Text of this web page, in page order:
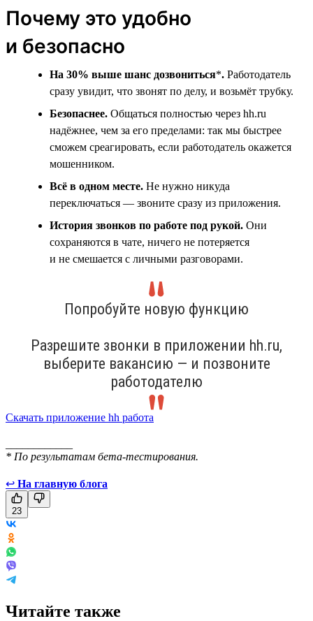
Почему это удобно
и безопасно
На 30% выше шанс дозвониться*. Работодатель
сразу увидит, что звонят по делу, и возьмёт трубку.
Безопаснее. Общаться полностью через hh.ru
надёжнее, чем за его пределами: так мы быстрее
сможем среагировать, если работодатель окажется
мошенником.
Всё в одном месте. Не нужно никуда
переключаться — звоните сразу из приложения.
История звонков по работе под рукой. Они
сохраняются в чате, ничего не потеряется
и не смешается с личными разговорами.
Попробуйте новую функцию
Разрешите звонки в приложении hh.ru,
выберите вакансию — и позвоните
работодателю
Скачать приложение hh работа
* По результатам бета-тестирования.
↩ На главную блога
23
Читайте также